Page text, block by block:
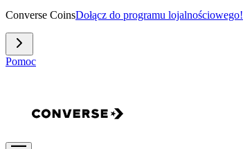
Converse CoinsDołącz do programu lojalnościowego!
Pomoc